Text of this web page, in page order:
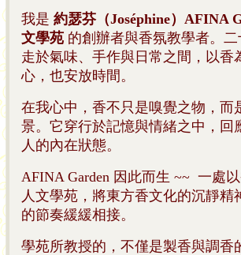
我是 約瑟芬（Joséphine） AFINA
文學苑的創辦者與香氛教學者。二
走於氣味、手作與日常之間，以香
心，也安放時間。
在我心中，香不只是嗅覺之物，而
景。它穿行於記憶與情緒之中，回
人的內在狀態。
AFINA Garden 因此而生 ~~ 一處
人文學苑，將東方香文化的沉靜精
的節奏緩緩相接。
學苑所教授的，不僅是製香與調香